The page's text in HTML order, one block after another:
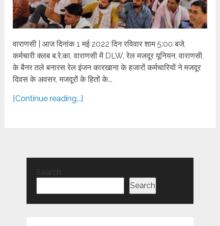
वाराणसी | आज दिनांक 1 मई 2022 दिन रविवार शाम 5:00 बजे,
कर्मचारी क्लब ब.रे.का. वाराणसी में DLW, रेल मजदूर यूनियन, वाराणसी,
के बैनर तले बनारस रेल इंजन कारखाना के हजारों कर्मचारियों ने मजदूर
दिवस के अवसर, मजदूरों के हितों के...
[Continue reading...]
Search
Search